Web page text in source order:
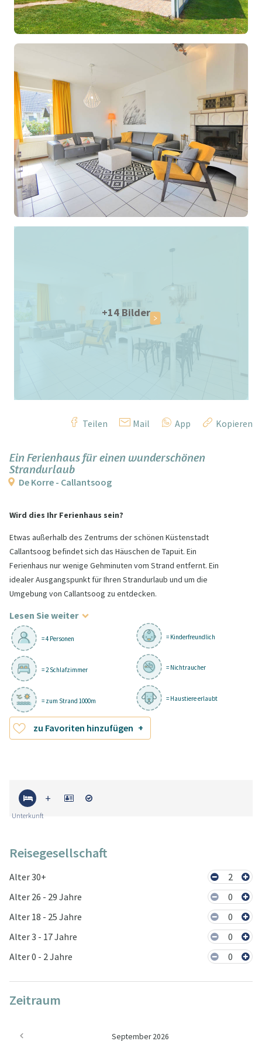
+14 Bilder
Teilen Mail App Kopieren
Ein Ferienhaus für einen wunderschönen
Strandurlaub
De Korre - Callantsoog
Wird dies Ihr Ferienhaus sein?
Etwas außerhalb des Zentrums der schönen Küstenstadt
Callantsoog befindet sich das Häuschen de Tapuit. Ein
Ferienhaus nur wenige Gehminuten vom Strand entfernt. Ein
idealer Ausgangspunkt für Ihren Strandurlaub und um die
Umgebung von Callantsoog zu entdecken.
Lesen Sie weiter
= 4 Personen
= 2 Schlafzimmer
= zum Strand 1000m
= Kinderfreundlich
= Nichtraucher
= Haustiere erlaubt
zu Favoriten hinzufügen
Unterkunft
Reisegesellschaft
Alter 30+
2
Alter 26 - 29 Jahre
0
Alter 18 - 25 Jahre
0
Alter 3 - 17 Jahre
0
Alter 0 - 2 Jahre
0
Zeitraum
September 2026